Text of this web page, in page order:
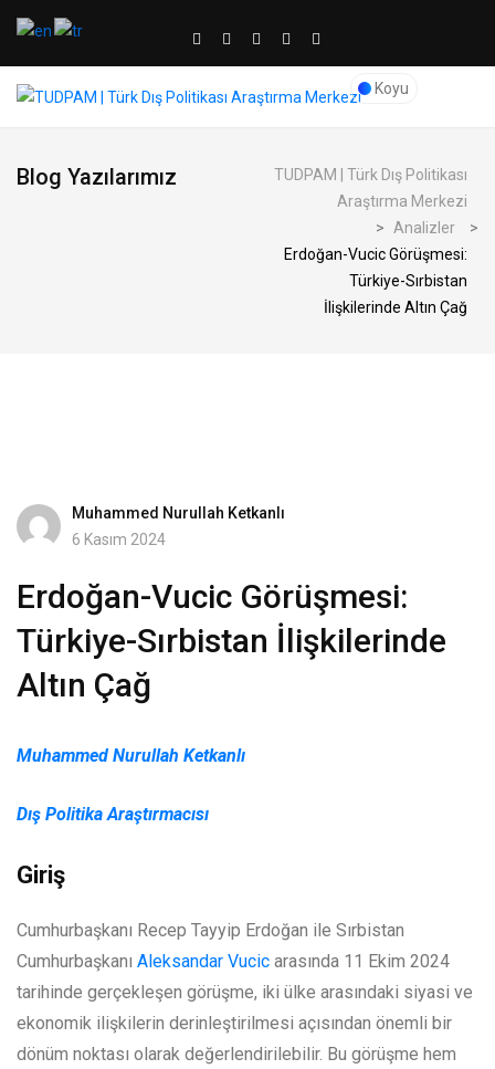
Koyu
Blog Yazılarımız
TUDPAM | Türk Dış Politikası
Araştırma Merkezi
> Analizler
>
Erdoğan-Vucic Görüşmesi:
Türkiye-Sırbistan
İlişkilerinde Altın Çağ
Muhammed Nurullah Ketkanlı
6 Kasım 2024
Erdoğan-Vucic Görüşmesi:
Türkiye-Sırbistan İlişkilerinde
Altın Çağ
Muhammed Nurullah Ketkanlı
Dış Politika Araştırmacısı
Giriş
Cumhurbaşkanı Recep Tayyip Erdoğan ile Sırbistan
Cumhurbaşkanı Aleksandar Vucic arasında 11 Ekim 2024
tarihinde gerçekleşen görüşme, iki ülke arasındaki siyasi ve
ekonomik ilişkilerin derinleştirilmesi açısından önemli bir
dönüm noktası olarak değerlendirilebilir. Bu görüşme hem